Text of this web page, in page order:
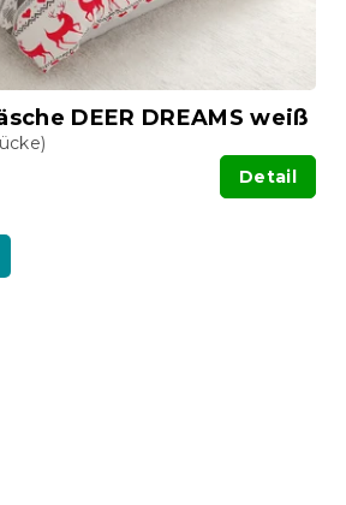
DEER DREAMS weiß
Detail